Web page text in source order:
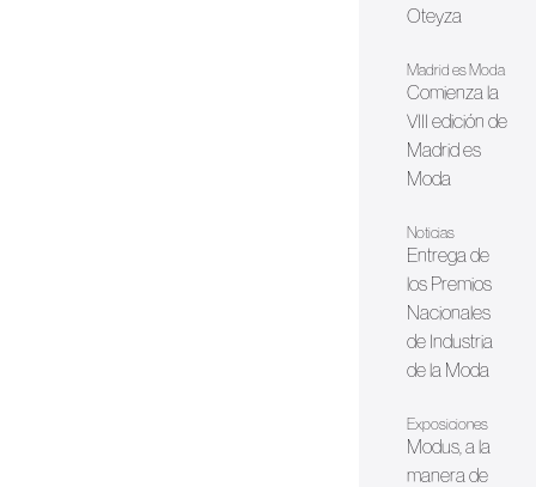
Oteyza
Madrid es Moda
Comienza la
VIII edición de
Madrid es
Moda
Noticias
Entrega de
los Premios
Nacionales
de Industria
de la Moda
Exposiciones
Modus, a la
manera de